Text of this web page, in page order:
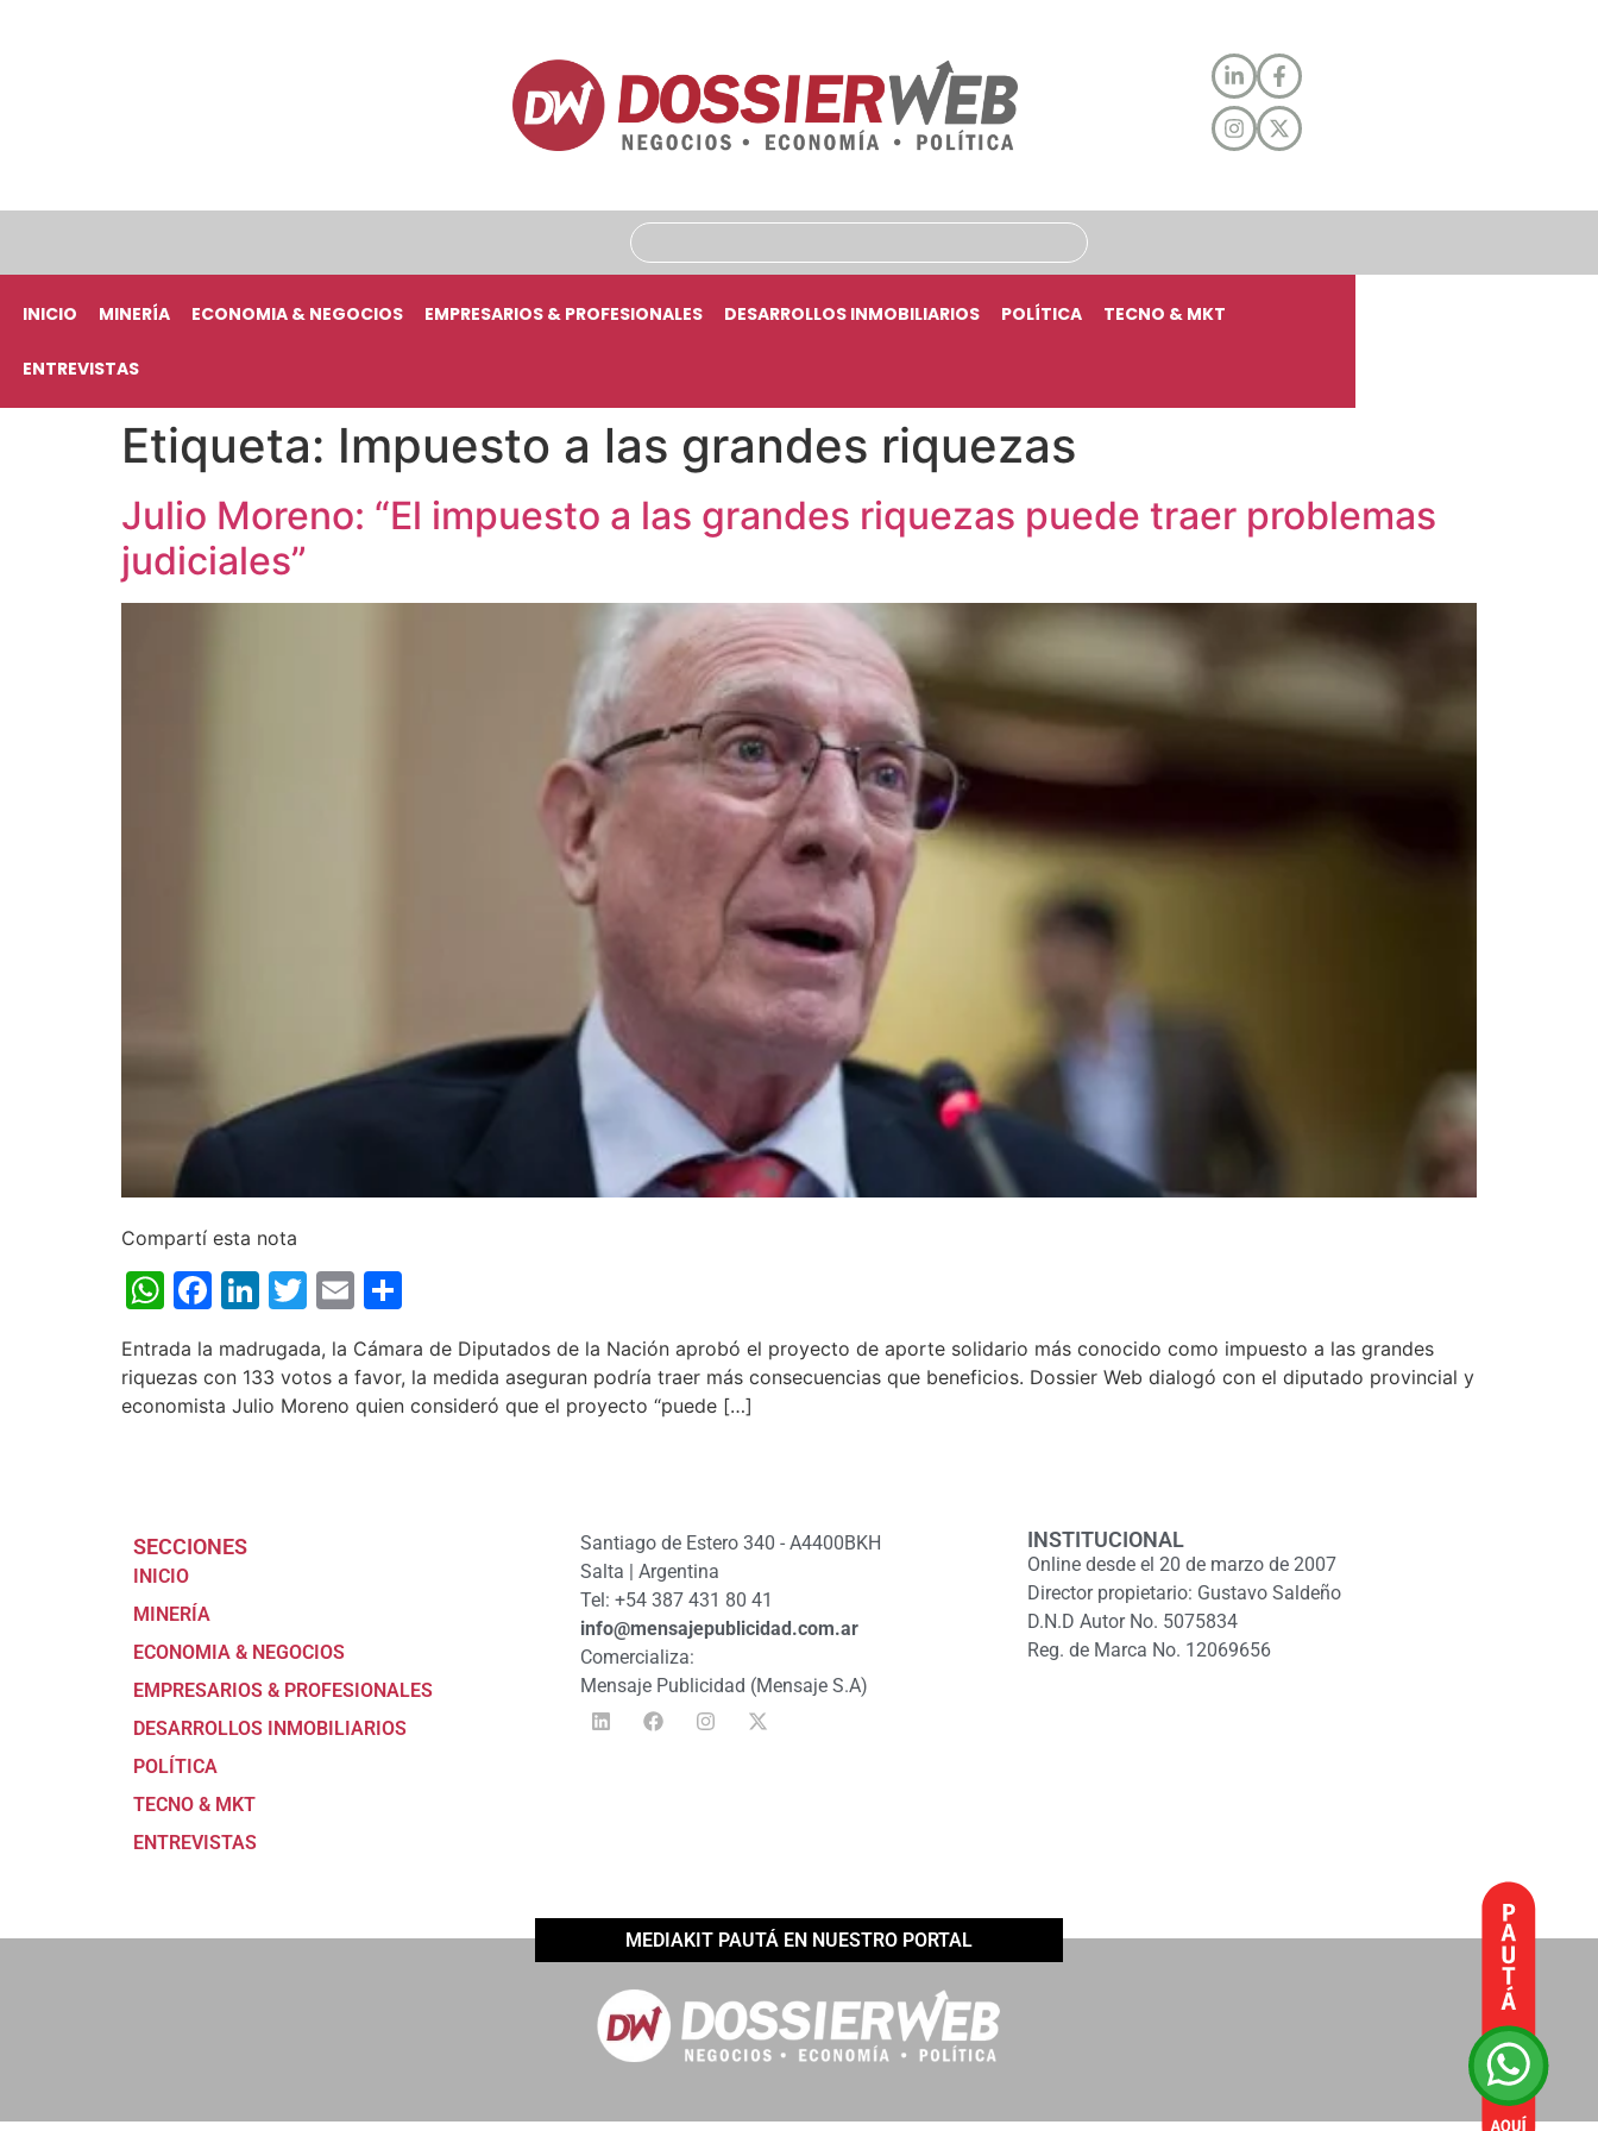
INICIO MINERÍA ECONOMIA & NEGOCIOS EMPRESARIOS & PROFESIONALES DESARROLLOS INMOBILIARIOS POLÍTICA TECNO & MKT
ENTREVISTAS
Etiqueta: Impuesto a las grandes riquezas
Julio Moreno: “El impuesto a las grandes riquezas puede traer problemas
judiciales”
Compartí esta nota
WhatsApp
Facebook
LinkedIn
Twitter
Email
Entrada la madrugada, la Cámara de Diputados de la Nación aprobó el proyecto de aporte solidario más conocido como impuesto a las grandes
riquezas con 133 votos a favor, la medida aseguran podría traer más consecuencias que beneficios. Dossier Web dialogó con el diputado provincial y
economista Julio Moreno quien consideró que el proyecto “puede […]
SECCIONES
INICIO
MINERÍA
ECONOMIA & NEGOCIOS
EMPRESARIOS & PROFESIONALES
DESARROLLOS INMOBILIARIOS
POLÍTICA
TECNO & MKT
ENTREVISTAS
Santiago de Estero 340 - A4400BKH
Salta | Argentina
Tel: +54 387 431 80 41
info@mensajepublicidad.com.ar
Comercializa:
Mensaje Publicidad (Mensaje S.A)
INSTITUCIONAL
Online desde el 20 de marzo de 2007
Director propietario: Gustavo Saldeño
D.N.D Autor No. 5075834
Reg. de Marca No. 12069656
MEDIAKIT PAUTÁ EN NUESTRO PORTAL